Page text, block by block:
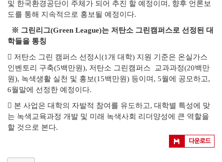
및 한국환경공단이 주체가 되어 추진 할 예정이며, 향후 언론보
도를 통해 지속적으로 홍보될 예정이다.
※ 그린리그(Green League)는 저탄소 그린캠퍼스로 선정된 대
학들을 통칭
󰏚 저탄소 그린 캠퍼스 선정시(1개 대학) 지원 기준은 온실가스
인벤토리 구축(5백만원), 저탄소 그린캠퍼스 교과과정(20백만
원), 녹색생활 실천 및 홍보(15백만원) 등이며, 5월에 공모하고,
6월말에 선정한 예정이다.
󰏚 본 사업은 대학의 자발적 참여를 유도하고, 대학별 특성에 맞
는 녹색교육과정 개발 및 미래 녹색사회 리더양성에 큰 역할을
할 것으로 본다.
다운로드